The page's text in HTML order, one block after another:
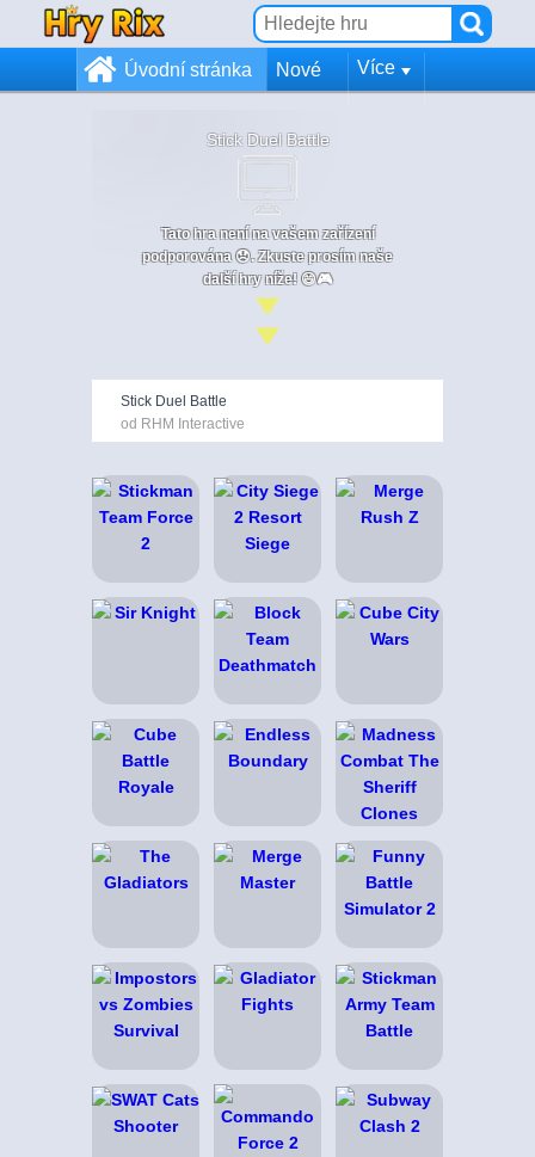
Úvodní stránka Nové Více
Stick Duel Battle
Tato hra není na vašem zařízení
podporována 😞. Zkuste prosím naše
další hry níže! 😄🎮
Stick Duel Battle
od RHM Interactive